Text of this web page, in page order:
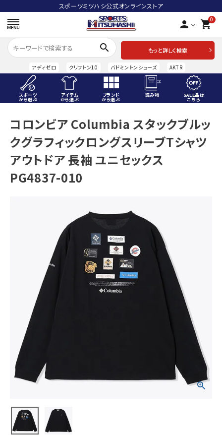
スポーツミツハシ公式オンラインストア
person 0
shopping_cart
search
もっと詳しく検索
アディゼロ クリフトン10 バドミントンシューズ AKTR
スポーツ
から選ぶ
アイテム
から選ぶ
ブランド
から選ぶ
読み物 SALE品は
こちら
ACCOUNT MENU
ようこそ ゲスト 様
meeting_room ログイン person
スポーツから選ぶ
ブランドから選ぶ
SALE品はこちら
INFORMATIOM
ご利用ガイド
お問い合わせ
メルマガ登録
特定商取引法
プライバシーポリシー
コロンビア Columbia スタックブルッ
クグラフィックロングスリーブTシャツ
アウトドア 長袖 ユニセックス
PG4837-010